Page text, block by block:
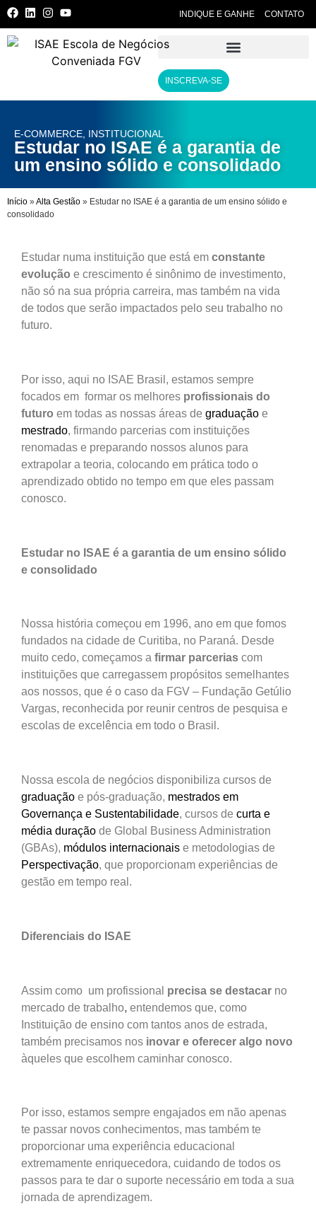
INDIQUE E GANHE CONTATO
INSCREVA-SE
E-COMMERCE INSTITUCIONAL
Estudar no ISAE é a garantia de
um ensino sólido e consolidado
Início »Alta Gestão » Estudar no ISAE é a garantia de um ensino sólido e
consolidado
Estudar numa instituição que está em constante
evolução e crescimento é sinônimo de investimento,
não só na sua própria carreira, mas também na vida
de todos que serão impactados pelo seu trabalho no
futuro.
Por isso, aqui no ISAE Brasil, estamos sempre
focados em formar os melhores profissionais do
futuro em todas as nossas áreas de graduação e
mestrado, firmando parcerias com instituições
renomadas e preparando nossos alunos para
extrapolar a teoria, colocando em prática todo o
aprendizado obtido no tempo em que eles passam
conosco.
Estudar no ISAE é a garantia de um ensino sólido
e consolidado
Nossa história começou em 1996, ano em que fomos
fundados na cidade de Curitiba, no Paraná. Desde
muito cedo, começamos a firmar parcerias com
instituições que carregassem propósitos semelhantes
aos nossos, que é o caso da FGV – Fundação Getúlio
Vargas, reconhecida por reunir centros de pesquisa e
escolas de excelência em todo o Brasil.
Nossa escola de negócios disponibiliza cursos de
graduação e pós-graduação, mestrados em
Governança e Sustentabilidade, cursos de curta e
média duração de Global Business Administration
(GBAs), módulos internacionais e metodologias de
Perspectivação, que proporcionam experiências de
gestão em tempo real.
Diferenciais do ISAE
Assim como um profissional precisa se destacar no
mercado de trabalho, entendemos que, como
Instituição de ensino com tantos anos de estrada,
também precisamos nos inovar e oferecer algo novo
àqueles que escolhem caminhar conosco.
Por isso, estamos sempre engajados em não apenas
te passar novos conhecimentos, mas também te
proporcionar uma experiência educacional
extremamente enriquecedora, cuidando de todos os
passos para te dar o suporte necessário em toda a sua
jornada de aprendizagem.